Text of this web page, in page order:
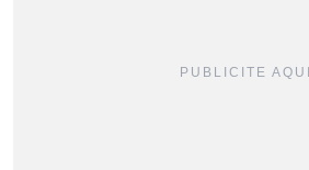
PUBLICITE AQUI